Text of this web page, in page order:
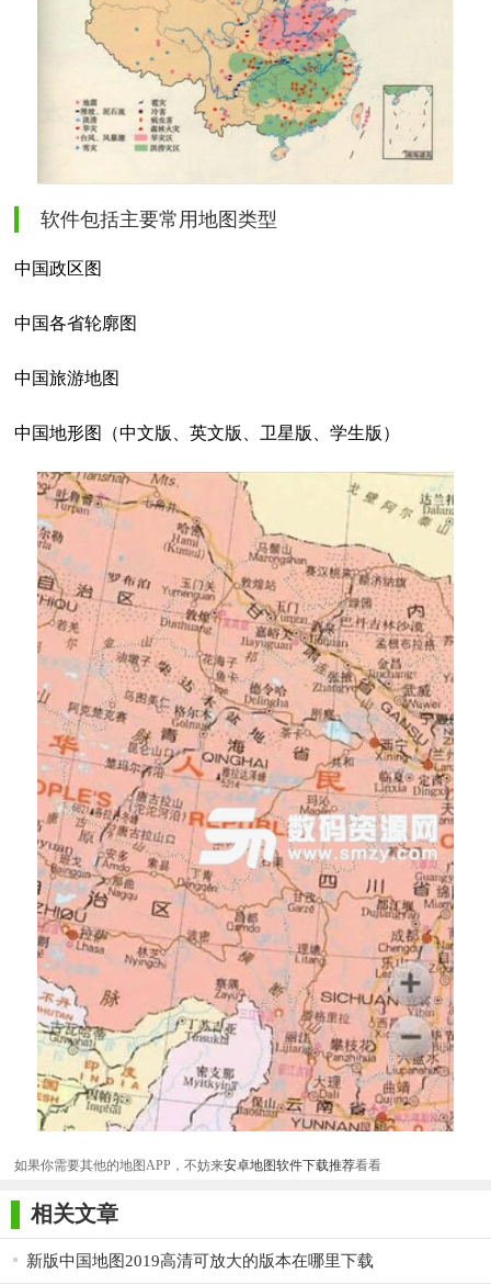
软件包括主要常用地图类型
中国政区图
中国各省轮廓图
中国旅游地图
中国地形图（中文版、英文版、卫星版、学生版）
如果你需要其他的地图APP，不妨来安卓地图软件下载推荐看看
相关文章
新版中国地图2019高清可放大的版本在哪里下载